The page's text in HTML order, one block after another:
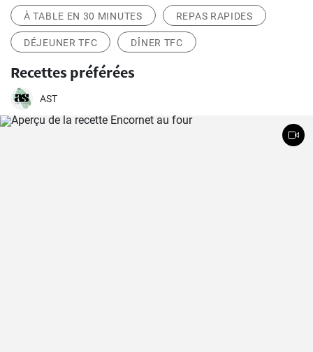
À TABLE EN 30 MINUTES REPAS RAPIDES
DÉJEUNER TFC DÎNER TFC
Recettes préférées
AST